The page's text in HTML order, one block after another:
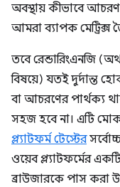
অবস্থায় কীভাবে
আমরা ব্যাপক মেট্রিক্স
তবে রেন্ডারিংএনজি
বিষয়ে) যতই দুর্দান্ত
বা আচরণের পার্থক্য
সহজ হবে না। এটি
প্ল্যাটফর্ম টেস্টের
ওয়েব প্ল্যাটফর্মের
ব্রাউজারকে পাস করা